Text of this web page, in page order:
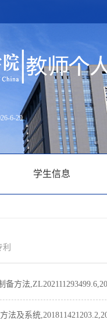
-6-29
学生信息
利
方法
及系统